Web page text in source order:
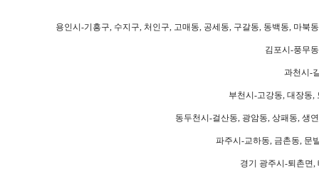
용인시-기흥구, 수지구, 처인구, 고매동, 공세동, 구갈동, 동백동, 마북
김포시-풍무
과천시-
부천시-고강동, 대장동,
동두천시-걸산동, 광암동, 상패동, 생
파주시-교하동, 금촌동, 문
경기 광주시-퇴촌면,